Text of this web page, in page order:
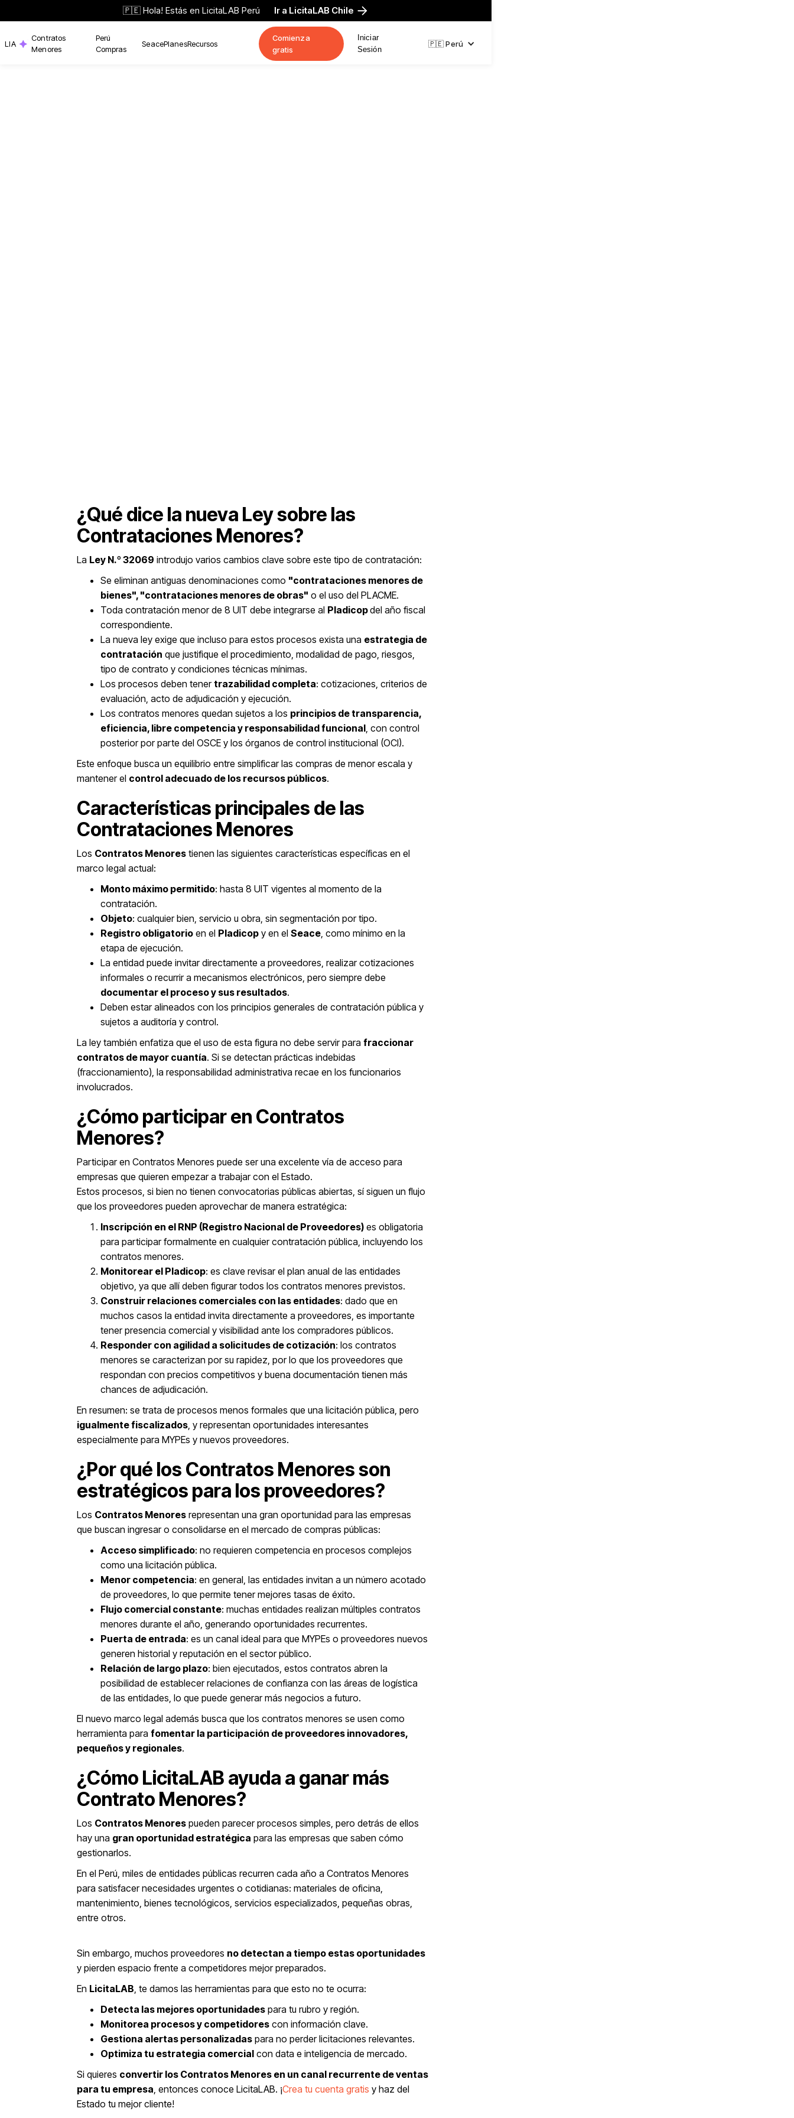
🇵🇪 Hola! Estás en LicitaLAB Perú Ir a LicitaLAB Chile
LIA
Contratos
Menores
Perú
Compras
SeacePlanesRecursos
Comienza
gratis
Iniciar
Sesión
🇵🇪 Perú
¿Qué dice la nueva Ley sobre las
Contrataciones Menores?
La Ley N.º 32069 introdujo varios cambios clave sobre este tipo de contratación:
Se eliminan antiguas denominaciones como "contrataciones menores de
bienes", "contrataciones menores de obras" o el uso del PLACME.
Toda contratación menor de 8 UIT debe integrarse al Pladicopdel año fiscal
correspondiente.
La nueva ley exige que incluso para estos procesos exista una estrategia de
contratación que justifique el procedimiento, modalidad de pago, riesgos,
tipo de contrato y condiciones técnicas mínimas.
Los procesos deben tenertrazabilidad completa: cotizaciones, criterios de
evaluación, acto de adjudicación y ejecución.
Los contratos menores quedan sujetos a los principios de transparencia,
eficiencia, libre competencia y responsabilidad funcional, con control
posterior por parte del OSCE y los órganos de control institucional (OCI).
Este enfoque busca un equilibrio entre simplificar las compras de menor escala y
mantener el control adecuado de los recursos públicos.
Características principales de las
Contrataciones Menores
Los Contratos Menores tienen las siguientes características específicas en el
marco legal actual:
Monto máximo permitido: hasta 8 UIT vigentes al momento de la
contratación.
Objeto: cualquier bien, servicio u obra, sin segmentación por tipo.
Registro obligatorio en el Pladicop y en elSeace, como mínimo en la
etapa de ejecución.
La entidad puede invitar directamente a proveedores, realizar cotizaciones
informales o recurrir a mecanismos electrónicos, pero siempre debe
documentar el proceso y sus resultados.
Deben estar alineados con los principios generales de contratación pública y
sujetos a auditoría y control.
La ley también enfatiza que el uso de esta figura no debe servir parafraccionar
contratos de mayor cuantía. Si se detectan prácticas indebidas
(fraccionamiento), la responsabilidad administrativa recae en los funcionarios
involucrados.
¿Cómo participar en Contratos
Menores?
Participar en Contratos Menores puede ser una excelente vía de acceso para
empresas que quieren empezar a trabajar con el Estado.
Estos procesos, si bien no tienen convocatorias públicas abiertas, sí siguen un flujo
que los proveedores pueden aprovechar de manera estratégica:
Inscripción en el RNP (Registro Nacional de Proveedores) es obligatoria
para participar formalmente en cualquier contratación pública, incluyendo los
contratos menores.
Monitorear el Pladicop: es clave revisar el plan anual de las entidades
objetivo, ya que allí deben figurar todos los contratos menores previstos.
Construir relaciones comerciales con las entidades: dado que en
muchos casos la entidad invita directamente a proveedores, es importante
tener presencia comercial y visibilidad ante los compradores públicos.
Responder con agilidad a solicitudes de cotización: los contratos
menores se caracterizan por su rapidez, por lo que los proveedores que
respondan con precios competitivos y buena documentación tienen más
chances de adjudicación.
En resumen: se trata de procesos menos formales que una licitación pública, pero
igualmente fiscalizados, y representan oportunidades interesantes
especialmente para MYPEs y nuevos proveedores.
¿Por qué los Contratos Menores son
estratégicos para los proveedores?
Los Contratos Menores representan una gran oportunidad para las empresas
que buscan ingresar o consolidarse en el mercado de compras públicas:
Acceso simplificado: no requieren competencia en procesos complejos
como una licitación pública.
Menor competencia: en general, las entidades invitan a un número acotado
de proveedores, lo que permite tener mejores tasas de éxito.
Flujo comercial constante: muchas entidades realizan múltiples contratos
menores durante el año, generando oportunidades recurrentes.
Puerta de entrada: es un canal ideal para que MYPEs o proveedores nuevos
generen historial y reputación en el sector público.
Relación de largo plazo: bien ejecutados, estos contratos abren la
posibilidad de establecer relaciones de confianza con las áreas de logística
de las entidades, lo que puede generar más negocios a futuro.
El nuevo marco legal además busca que los contratos menores se usen como
herramienta parafomentar la participación de proveedores innovadores,
pequeños y regionales.
¿Cómo LicitaLAB ayuda a ganar más
Contrato Menores?
Los Contratos Menores pueden parecer procesos simples, pero detrás de ellos
hay una gran oportunidad estratégica para las empresas que saben cómo
gestionarlos.
En el Perú, miles de entidades públicas recurren cada año a Contratos Menores
para satisfacer necesidades urgentes o cotidianas: materiales de oficina,
mantenimiento, bienes tecnológicos, servicios especializados, pequeñas obras,
entre otros.
Sin embargo, muchos proveedores no detectan a tiempo estas oportunidades
y pierden espacio frente a competidores mejor preparados.
En LicitaLAB, te damos las herramientas para que esto no te ocurra:
Detecta las mejores oportunidades para tu rubro y región.
Monitorea procesos y competidores con información clave.
Gestiona alertas personalizadas para no perder licitaciones relevantes.
Optimiza tu estrategia comercial con data e inteligencia de mercado.
Si quieres convertir los Contratos Menores en un canal recurrente de ventas
para tu empresa, entonces conoce LicitaLAB. ¡Crea tu cuenta gratisy haz del
Estado tu mejor cliente!